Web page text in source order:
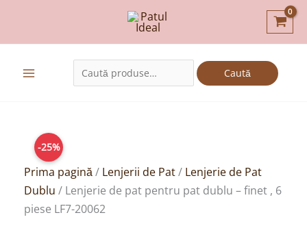
content
Caută
după:
Caută
-25%
Prima pagină/ Lenjerii de Pat/ Lenjerie de Pat
Dublu / Lenjerie de pat pentru pat dublu – finet , 6
piese LF7-20062
a
fost:
159,00lei.
este:
119,00lei.